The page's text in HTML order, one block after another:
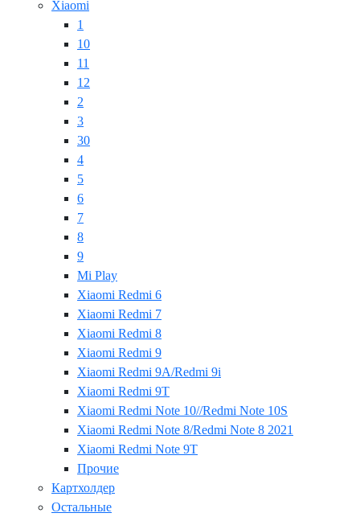
Xiaomi
1
10
11
12
2
3
30
4
5
6
7
8
9
Mi Play
Xiaomi Redmi 6
Xiaomi Redmi 7
Xiaomi Redmi 8
Xiaomi Redmi 9
Xiaomi Redmi 9A/Redmi 9i
Xiaomi Redmi 9T
Xiaomi Redmi Note 10//Redmi Note 10S
Xiaomi Redmi Note 8/Redmi Note 8 2021
Xiaomi Redmi Note 9T
Прочие
Картхолдер
Остальные